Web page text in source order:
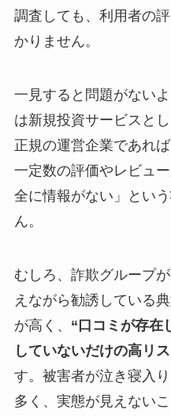
調査しても、利用者の
かりません。
一見すると問題がない
は新規投資サービスと
正規の運営企業であれ
一定数の評価やレビュ
全に情報がない」とい
ん。
むしろ、詐欺グループ
えながら勧誘している
が高く、 “口コミが存在
していないだけの高リ
す。被害者が泣き寝入
多く、実態が見えない